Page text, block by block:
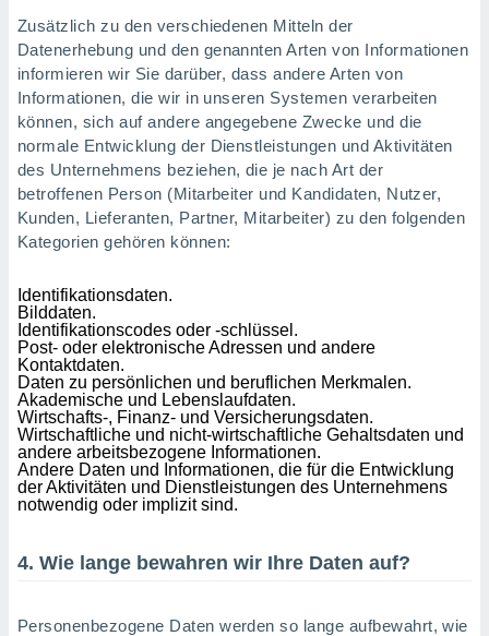
Zusätzlich zu den verschiedenen Mitteln der
Datenerhebung und den genannten Arten von Informationen
informieren wir Sie darüber, dass andere Arten von
Informationen, die wir in unseren Systemen verarbeiten
können, sich auf andere angegebene Zwecke und die
normale Entwicklung der Dienstleistungen und Aktivitäten
des Unternehmens beziehen, die je nach Art der
betroffenen Person (Mitarbeiter und Kandidaten, Nutzer,
Kunden, Lieferanten, Partner, Mitarbeiter) zu den folgenden
Kategorien gehören können:
Identifikationsdaten.
Bilddaten.
Identifikationscodes oder -schlüssel.
Post- oder elektronische Adressen und andere
Kontaktdaten.
Daten zu persönlichen und beruflichen Merkmalen.
Akademische und Lebenslaufdaten.
Wirtschafts-, Finanz- und Versicherungsdaten.
Wirtschaftliche und nicht-wirtschaftliche Gehaltsdaten und
andere arbeitsbezogene Informationen.
Andere Daten und Informationen, die für die Entwicklung
der Aktivitäten und Dienstleistungen des Unternehmens
notwendig oder implizit sind.
4. Wie lange bewahren wir Ihre Daten auf?
Personenbezogene Daten werden so lange aufbewahrt, wie